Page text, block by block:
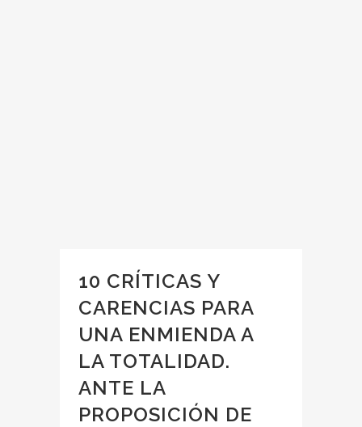
10 CRÍTICAS Y
CARENCIAS PARA
UNA ENMIENDA A
LA TOTALIDAD.
ANTE LA
PROPOSICIÓN DE